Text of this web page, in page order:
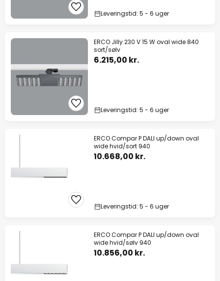
Leveringstid: 5 - 6 uger
ERCO Jilly 230 V 15 W oval wide 840
sort/sølv
6.215,00 kr.
Leveringstid: 5 - 6 uger
ERCO Compar P DALI up/down oval
wide hvid/sort 940
10.668,00 kr.
Leveringstid: 5 - 6 uger
ERCO Compar P DALI up/down oval
wide hvid/sølv 940
10.856,00 kr.